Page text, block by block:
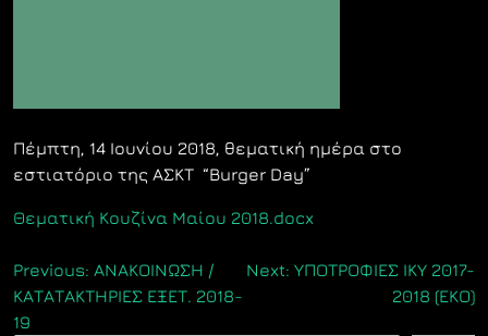
Πέμπτη, 14 Ιουνίου 2018, θεματική ημέρα στο
εστιατόριο της ΑΣΚΤ “Burger Day”
Θεματική Κουζίνα Μαίου 2018.docx
Πλοήγηση
άρθρων
Previous: ΑΝΑΚΟΙΝΩΣΗ /
ΚΑΤΑΤΑΚΤΗΡΙΕΣ ΕΞΕΤ. 2018-
19
Next: ΥΠΟΤΡΟΦΙΕΣ ΙΚΥ 2017-
2018 (ΕΚΟ)